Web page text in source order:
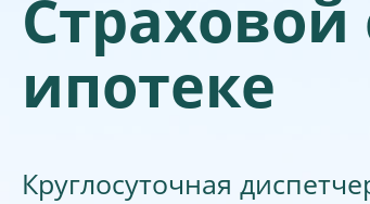
ипотеке
Круглосуточная